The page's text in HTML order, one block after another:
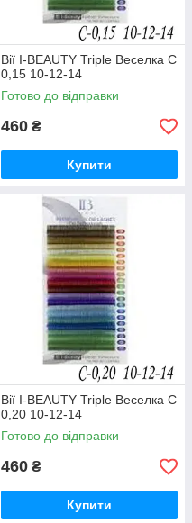
Вії I-BEAUTY Triple Веселка C
0,15 10-12-14
Готово до відправки
460 ₴
Купити
Вії I-BEAUTY Triple Веселка C
0,20 10-12-14
Готово до відправки
460 ₴
Купити